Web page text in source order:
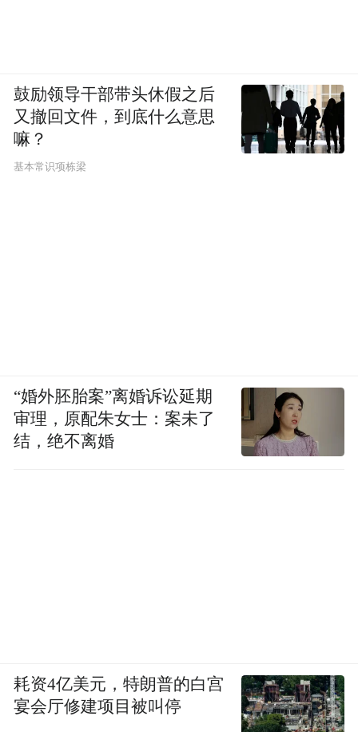
鼓励领导干部带头休假之后
又撤回文件，到底什么意思
嘛？
基本常识项栋梁
“婚外胚胎案”离婚诉讼延期
审理，原配朱女士：案未了
结，绝不离婚
耗资4亿美元，特朗普的白宫
宴会厅修建项目被叫停